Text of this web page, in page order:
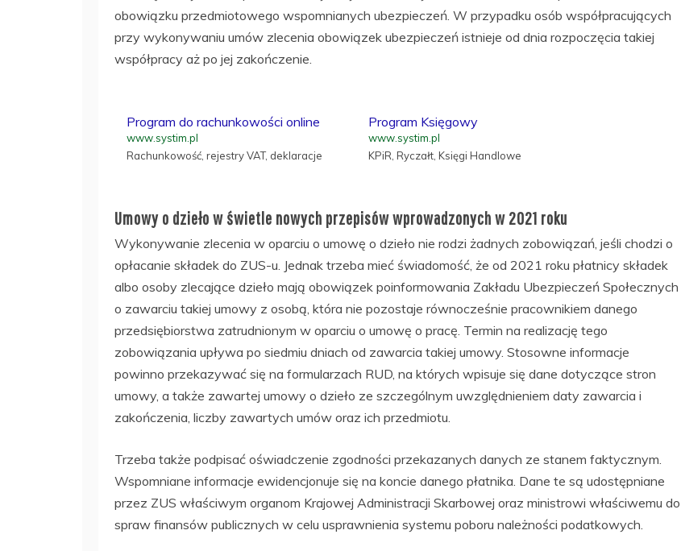
obowiązku przedmiotowego wspomnianych ubezpieczeń. W przypadku osób współpracujących
przy wykonywaniu umów zlecenia obowiązek ubezpieczeń istnieje od dnia rozpoczęcia takiej
współpracy aż po jej zakończenie.
Program do rachunkowości online
www.systim.pl
Rachunkowość, rejestry VAT, deklaracje
Program Księgowy
www.systim.pl
KPiR, Ryczałt, Księgi Handlowe
Umowy o dzieło w świetle nowych przepisów wprowadzonych w 2021 roku
Wykonywanie zlecenia w oparciu o umowę o dzieło nie rodzi żadnych zobowiązań, jeśli chodzi o
opłacanie składek do ZUS-u. Jednak trzeba mieć świadomość, że od 2021 roku płatnicy składek
albo osoby zlecające dzieło mają obowiązek poinformowania Zakładu Ubezpieczeń Społecznych
o zawarciu takiej umowy z osobą, która nie pozostaje równocześnie pracownikiem danego
przedsiębiorstwa zatrudnionym w oparciu o umowę o pracę. Termin na realizację tego
zobowiązania upływa po siedmiu dniach od zawarcia takiej umowy. Stosowne informacje
powinno przekazywać się na formularzach RUD, na których wpisuje się dane dotyczące stron
umowy, a także zawartej umowy o dzieło ze szczególnym uwzględnieniem daty zawarcia i
zakończenia, liczby zawartych umów oraz ich przedmiotu.
Trzeba także podpisać oświadczenie zgodności przekazanych danych ze stanem faktycznym.
Wspomniane informacje ewidencjonuje się na koncie danego płatnika. Dane te są udostępniane
przez ZUS właściwym organom Krajowej Administracji Skarbowej oraz ministrowi właściwemu do
spraw finansów publicznych w celu usprawnienia systemu poboru należności podatkowych.